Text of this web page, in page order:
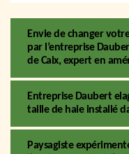
Envie de changer
par l’entreprise
de Caix, expert en
Entreprise Daubert
taille de haie installé
Paysagiste